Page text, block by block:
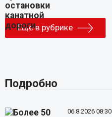
Еще в рубрике
Подробно
06.8.2026 08:30